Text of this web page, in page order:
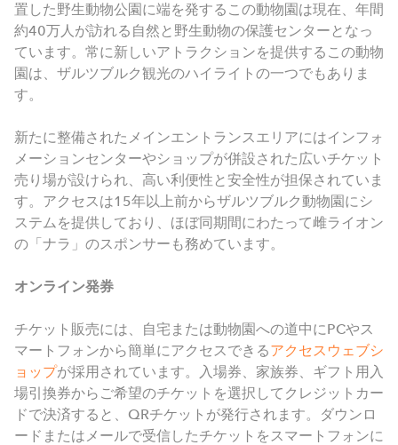
置した野生動物公園に端を発するこの動物園は現在、年間
約40万人が訪れる自然と野生動物の保護センターとなっ
ています。常に新しいアトラクションを提供するこの動物
園は、ザルツブルク観光のハイライトの一つでもありま
す。
新たに整備されたメインエントランスエリアにはインフォ
メーションセンターやショップが併設された広いチケット
売り場が設けられ、高い利便性と安全性が担保されていま
す。アクセスは15年以上前からザルツブルク動物園にシ
ステムを提供しており、ほぼ同期間にわたって雌ライオン
の「ナラ」のスポンサーも務めています。
オンライン発券
チケット販売には、自宅または動物園への道中にPCやス
マートフォンから簡単にアクセスできるアクセスウェブシ
ョップが採用されています。入場券、家族券、ギフト用入
場引換券からご希望のチケットを選択してクレジットカー
ドで決済すると、 QRチケットが発行されます。ダウンロ
ードまたはメールで受信したチケットをスマートフォンに